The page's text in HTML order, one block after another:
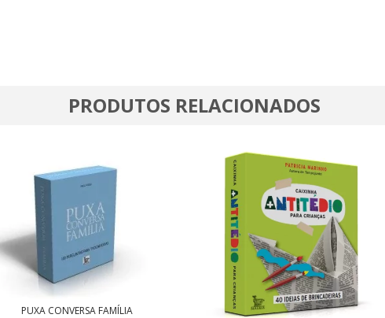
PRODUTOS RELACIONADOS
PUXA CONVERSA FAMÍLIA